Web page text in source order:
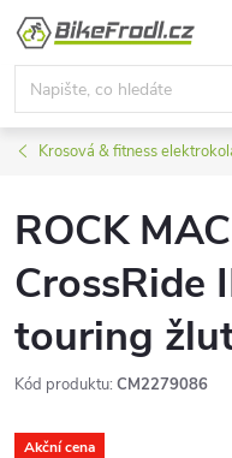
Přejít
obsah
Krosová & fitness
ROCK
CrossRide
touring
Kód produktu: CM2279086
Akční cena